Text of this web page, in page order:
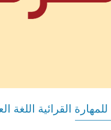
للمهارة القرائية